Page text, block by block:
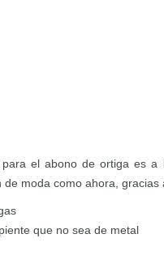
el abono de ortiga es a
de moda como ahora, gracias
que no sea de metal